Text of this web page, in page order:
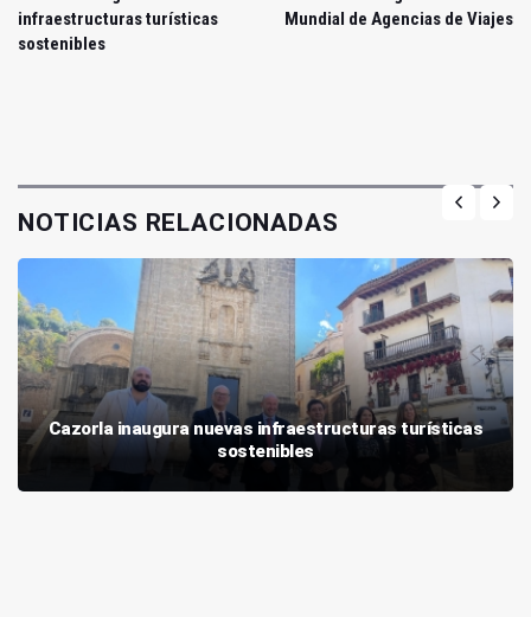
infraestructuras turísticas
sostenibles
Mundial de Agencias de Viajes
NOTICIAS RELACIONADAS
Cazorla inaugura nuevas infraestructuras turísticas
sostenibles